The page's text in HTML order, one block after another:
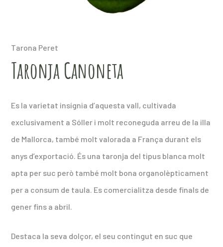
Tarona Peret
Taronja Canoneta
Es la varietat insígnia d’aquesta vall, cultivada
exclusivament a Sóller i molt reconeguda arreu de la illa
de Mallorca, també molt valorada a França durant els
anys d’exportació. És una taronja del tipus blanca molt
apta per suc però també molt bona organolèpticament
per a consum de taula. Es comercialitza desde finals de
gener fins a abril.
Destaca la seva dolçor, el seu contingut en suc que